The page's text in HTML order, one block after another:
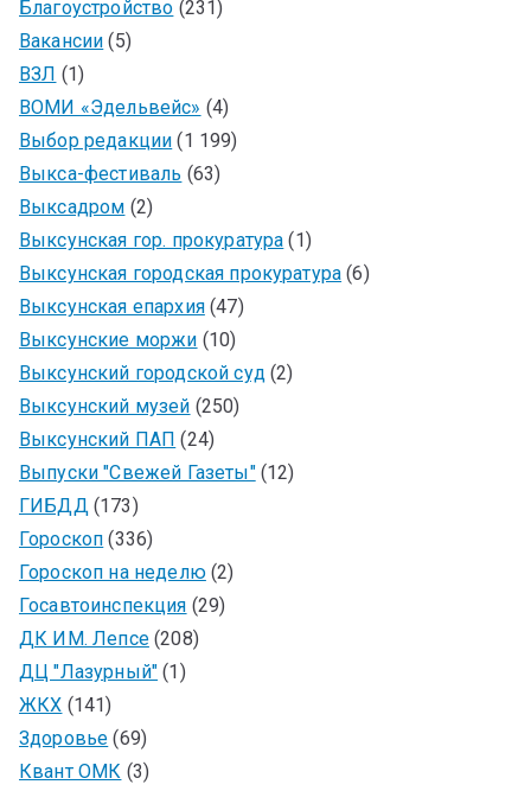
Благоустройство (231)
Вакансии (5)
ВЗЛ (1)
ВОМИ «Эдельвейс» (4)
Выбор редакции (1 199)
Выкса-фестиваль (63)
Выксадром (2)
Выксунская гор. прокуратура (1)
Выксунская городская прокуратура (6)
Выксунская епархия(47)
Выксунские моржи (10)
Выксунский городской суд (2)
Выксунский музей (250)
Выксунский ПАП (24)
Выпуски "Свежей Газеты"(12)
ГИБДД (173)
Гороскоп (336)
Гороскоп на неделю(2)
Госавтоинспекция (29)
ДК ИМ. Лепсе(208)
ДЦ "Лазурный" (1)
ЖКХ (141)
Здоровье (69)
Квант ОМК (3)